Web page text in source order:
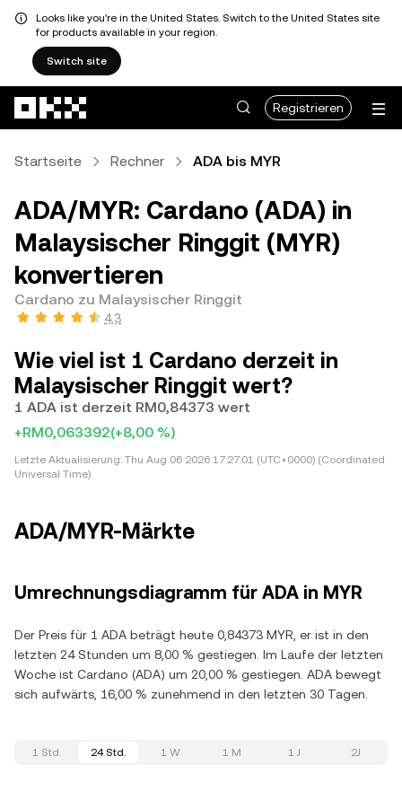
Looks like you're in the United States. Switch to the United States site
for products available in your region.
Switch site
Registrieren
Startseite Rechner ADA bis MYR
ADA/MYR: Cardano (ADA) in
Malaysischer Ringgit (MYR)
konvertieren
Cardano zu Malaysischer Ringgit
4,3
Wie viel ist 1 Cardano derzeit in
Malaysischer Ringgit wert?
1 ADA ist derzeit RM0,84373 wert
+RM0,063392(+8,00 %)
Letzte Aktualisierung: Thu Aug 06 2026 17:27:01 (UTC+0000) (Coordinated
Universal Time)
ADA/MYR-Märkte
Umrechnungsdiagramm für ADA in MYR
Der Preis für 1 ADA beträgt heute 0,84373 MYR, er ist in den
letzten 24 Stunden um 8,00 % gestiegen. Im Laufe der letzten
Woche ist Cardano (ADA) um 20,00 % gestiegen. ADA bewegt
sich aufwärts, 16,00 % zunehmend in den letzten 30 Tagen.
1 Std. 24 Std. 1 W 1 M 1 J 2J